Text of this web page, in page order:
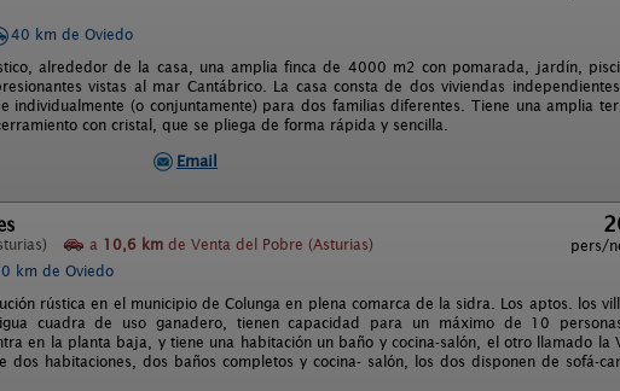
40 km de Oviedo
alrededor de la casa, una amplia finca de 4000 m2 con pomarada, jardín,
vistas al mar Cantábrico. La casa consta de dos viviendas
individualmente (o conjuntamente) para dos familias diferentes. Tiene una amplia
con cristal, que se pliega de forma rápida y sencilla.
Email
a 10,6 km de Venta del Pobre (Asturias)
pers/
km de Oviedo
rústica en el municipio de Colunga en plena comarca de la sidra. Los aptos. los
cuadra de uso ganadero, tienen capacidad para un máximo de 10
en la planta baja, y tiene una habitación un baño y cocina-salón, el otro llamado la
habitaciones, dos baños completos y cocina- salón, los dos disponen de sofá-